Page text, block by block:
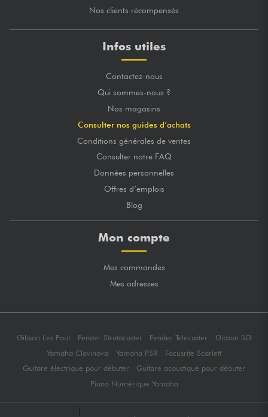
Nos clients récompensés
Infos utiles
Contactez-nous
Qui sommes-nous ?
Nos magasins
Consulter nos guides d’achats
Conditions générales de ventes
Consulter notre FAQ
Données personnelles
Offres d’emplois
Blog
Mon compte
Mes commandes
Mes adresses
Gibson Les Paul Fender Stratocaster Fender Telecaster
Gibson SG
Yamaha Clavinova
Yamaha PSR
Focusrite Scarlett
Guitare électrique pour débuter
Guitare acoustique pour débuter
Piano Numérique Yamaha